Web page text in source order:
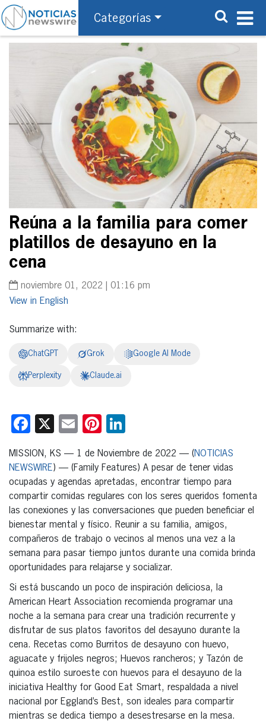
Categorías
Reúna a la familia para comer
platillos de desayuno en la
cena
noviembre 01, 2022 | 01:16 pm
English
Summarize with:
ChatGPT Grok Google AI Mode
Perplexity Claude.ai
Facebook
X EmailPinterest
MISSION, KS — 1 de Noviembre de 2022 — (NOTICIAS
NEWSWIRE) — (Family Features) A pesar de tener vidas
ocupadas y agendas apretadas, encontrar tiempo para
compartir comidas regulares con los seres queridos fomenta
las conexiones y las conversaciones que pueden beneficiar el
bienestar mental y físico. Reunir a su familia, amigos,
compañeros de trabajo o vecinos al menos una vez a la
semana para pasar tiempo juntos durante una comida brinda
oportunidades para relajarse y socializar.
Si está buscando un poco de inspiración deliciosa, la
American Heart Association recomienda programar una
noche a la semana para crear una tradición recurrente y
disfrutar de sus platos favoritos del desayuno durante la
cena. Recetas como Burritos de desayuno con huevo,
aguacate y frijoles negros; Huevos rancheros; y Tazón de
quinoa estilo suroeste con huevos para el desayuno de la
iniciativa Healthy for Good Eat Smart, respaldada a nivel
nacional por Eggland’s Best, son ideales para compartir
mientras se dedica tiempo a desestresarse en la mesa.